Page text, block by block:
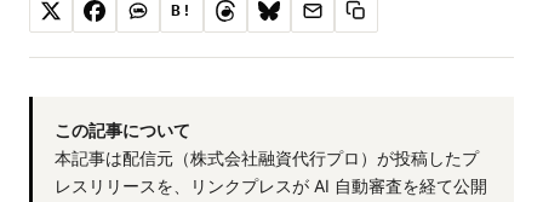
B!
この記事について
本記事は配信元（株式会社融資代行プロ）が投稿したプ
レスリリースを、リンクプレスが AI 自動審査を経て公開